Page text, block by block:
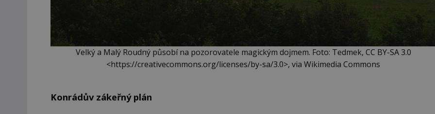
Velký a Malý Roudný působí na pozorovatele magickým dojmem. Foto: Tedmek, CC BY-SA 3.0
<https://creativecommons.org/licenses/by-sa/3.0>, via Wikimedia Commons
Konrádův zákeřný plán